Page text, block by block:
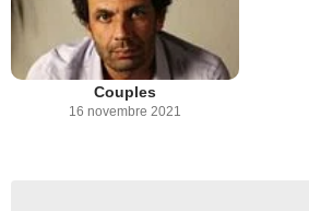
Couples
16 novembre 2021